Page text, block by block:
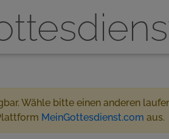
Wähle bitte einen anderen
MeinGottesdienst.com aus.